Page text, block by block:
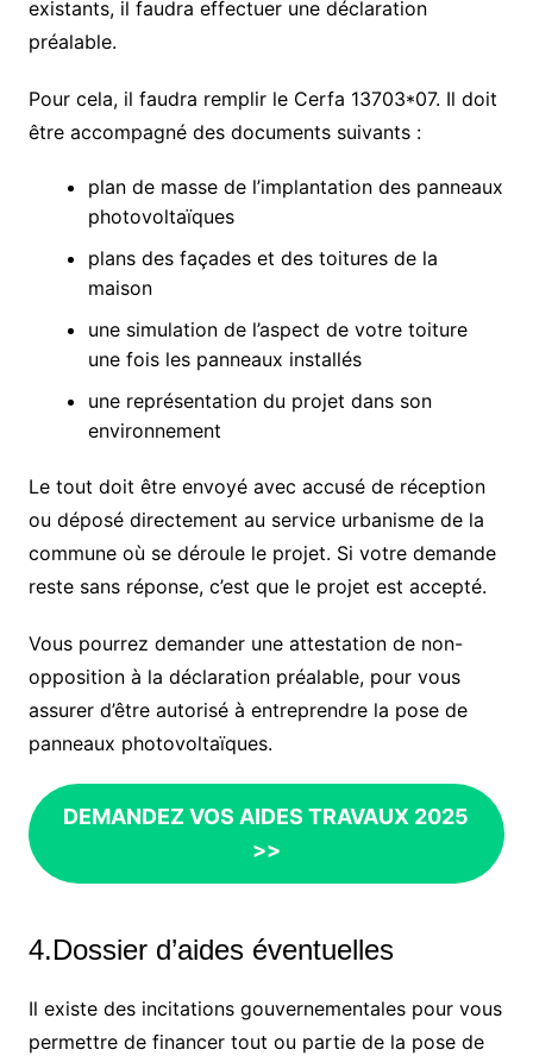
existants, il faudra effectuer une déclaration
préalable.
Pour cela, il faudra remplir le Cerfa 13703*07. Il doit
être accompagné des documents suivants :
plan de masse de l’implantation des panneaux
photovoltaïques
plans des façades et des toitures de la
maison
une simulation de l’aspect de votre toiture
une fois les panneaux installés
une représentation du projet dans son
environnement
Le tout doit être envoyé avec accusé de réception
ou déposé directement au service urbanisme de la
commune où se déroule le projet. Si votre demande
reste sans réponse, c’est que le projet est accepté.
Vous pourrez demander une attestation de non-
opposition à la déclaration préalable, pour vous
assurer d’être autorisé à entreprendre la pose de
panneaux photovoltaïques.
DEMANDEZ VOS AIDES TRAVAUX 2025
>>
4.Dossier d’aides éventuelles
Il existe des incitations gouvernementales pour vous
permettre de financer tout ou partie de la pose de